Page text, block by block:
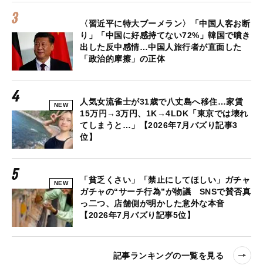
〈習近平に特大ブーメラン〉「中国人客お断
り」「中国に好感持てない72%」韓国で噴き
出した反中感情…中国人旅行者が直面した
「政治的摩擦」の正体
NEW
人気女流雀士が31歳で八丈島へ移住…家賃
15万円→3万円、1K→4LDK「東京では壊れ
てしまうと…」【2026年7月バズり記事3
位】
NEW
「貧乏くさい」「禁止にしてほしい」ガチャ
ガチャの“サーチ行為”が物議 SNSで賛否真
っ二つ、店舗側が明かした意外な本音
【2026年7月バズり記事5位】
記事ランキングの一覧を見る